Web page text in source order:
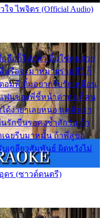
ใจ ไพจิตร (Official Audio)
อถือก็ไม่กล้า ติ๋มใช่คนสวย
หรือจะมาหมายร่วมชีวี ก็
อมพี่ ติ๋มอยากรับรักเหมือน
ฟนของพี่ชี้หน้าด่าทอ ก็คน
ง่ายๆเลยหนอ แค่ตัวเรา
รักขืนรอคงช้ำสักวัน ถ้า
เฉยรีบมาหมั้น ถ้าพี่สู่ขอ
เกลียวสัมพันธ์ ผิดหวังไม่
ดร (ซาวด์ดนตรี)